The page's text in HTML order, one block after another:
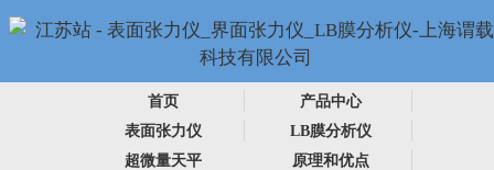
首页
产品中心
表面张力仪
LB膜分析仪
超微量天平
原理和优点